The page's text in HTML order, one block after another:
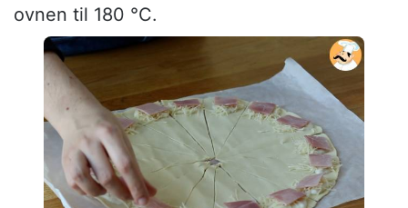
ovnen til 180 °C.